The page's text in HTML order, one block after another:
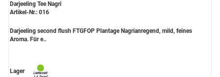
Darjeeling Tee Nagri
Artikel-Nr.: 016
Darjeeling second flush FTGFOP Plantage Nagrianregend, mild, feines
Aroma. Für e..
Lager